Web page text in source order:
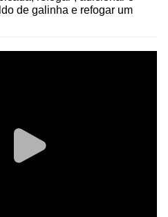
de galinha e refogar um